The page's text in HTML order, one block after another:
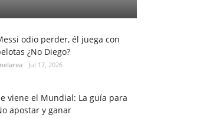
odio perder, él juega con
¿No Diego?
Jul 17, 2026
viene el Mundial: La guía para
apostar y ganar